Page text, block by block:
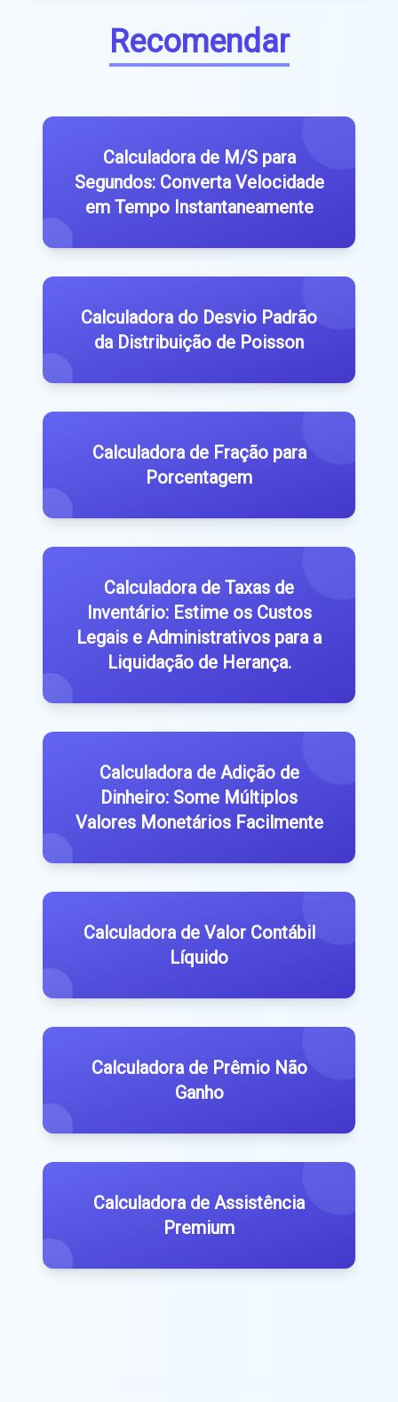
Recomendar
Calculadora de M/S para
Segundos: Converta Velocidade
em Tempo Instantaneamente
Calculadora do Desvio Padrão
da Distribuição de Poisson
Calculadora de Fração para
Porcentagem
Calculadora de Taxas de
Inventário: Estime os Custos
Legais e Administrativos para a
Liquidação de Herança.
Calculadora de Adição de
Dinheiro: Some Múltiplos
Valores Monetários Facilmente
Calculadora de Valor Contábil
Líquido
Calculadora de Prêmio Não
Ganho
Calculadora de Assistência
Premium